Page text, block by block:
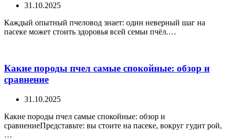
31.10.2025
Каждый опытный пчеловод знает: один неверный шаг на
пасеке может стоить здоровья всей семьи пчёл.…
Какие породы пчел самые спокойные: обзор и
сравнение
31.10.2025
Какие породы пчел самые спокойные: обзор и
сравнениеПредставьте: вы стоите на пасеке, вокруг гудит рой,
…